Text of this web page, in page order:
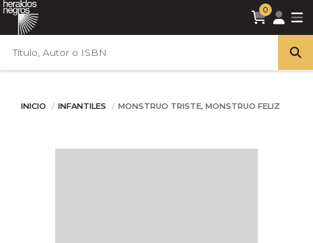
0
INICIO INFANTILES MONSTRUO TRISTE, MONSTRUO FELIZ